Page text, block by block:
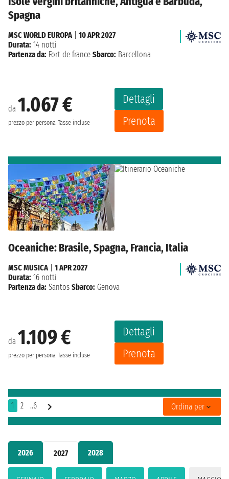
2026 2027 2028
Spagna
da 1.067 €
prezzo per persona Tasse incluse
Dettagli
Prenota
MSC WORLD EUROPA
10 APR 2027
Durata: 14 notti
Partenza da: Fort de france Sbarco: Barcellona
Oceaniche: Brasile, Spagna, Francia, Italia
da 1.109 €
prezzo per persona Tasse incluse
Dettagli
Prenota
MSC MUSICA| 1 APR 2027
Durata: 16 notti
Partenza da: Santos Sbarco: Genova
1 2 ..6 Ordina per